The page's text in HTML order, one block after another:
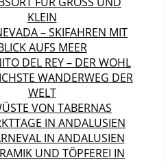
LEIN
– SKIFAHREN MIT
AUFS MEER
DEL REY – DER WOHL
WANDERWEG DER
WELT
VON TABERNAS
IN ANDALUSIEN
IN ANDALUSIEN
UND TÖPFEREI IN